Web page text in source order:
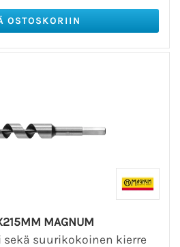
MAGNUM
suurikokoinen kierre